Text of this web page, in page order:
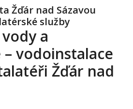
Žďár nad Sázavou
služby
a
– vodoinstalace
Žďár nad